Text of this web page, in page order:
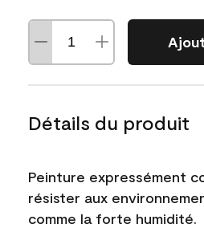
Détails du produit
Peinture expressément
résister aux
comme la forte humidité.